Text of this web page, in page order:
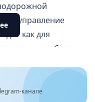
управление
как для
кто ищет более
Train Miner
начинаете как
канале